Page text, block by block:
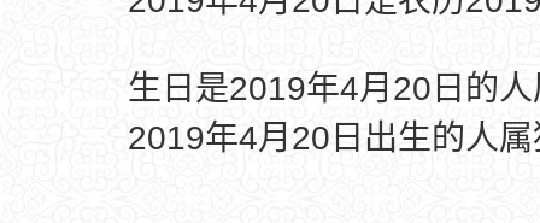
生日是2019年4月20日的
2019年4月20日出生的人